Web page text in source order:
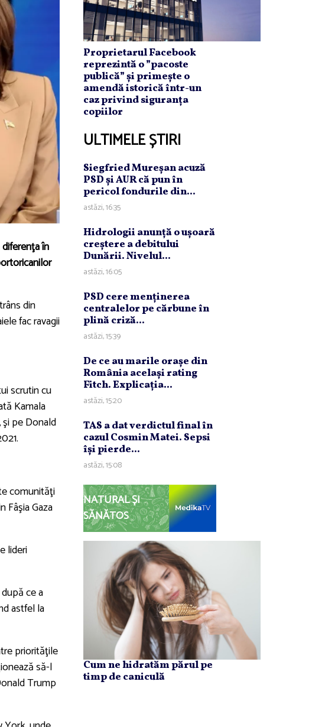
în
din
fac ravagii
scrutin cu
Kamala
pe Donald
comunităţi
Fâşia Gaza
lideri
ce a
astfel la
priorităţile
să-l
Trump
Proprietarul Facebook
reprezintă o ”pacoste
publică” și primește o
amendă istorică într-un
caz privind siguranța
copiilor
ULTIMELE ȘTIRI
Siegfried Mureşan acuză
PSD şi AUR că pun în
pericol fondurile din...
astăzi, 16:35
Hidrologii anunţă o uşoară
creştere a debitului
Dunării. Nivelul...
astăzi, 16:05
PSD cere menţinerea
centralelor pe cărbune în
plină criză...
astăzi, 15:39
De ce au marile oraşe din
România acelaşi rating
Fitch. Explicaţia...
astăzi, 15:20
TAS a dat verdictul final în
cazul Cosmin Matei. Sepsi
îşi pierde...
astăzi, 15:08
NATURAL ȘI
SĂNĂTOS
Cum ne hidratăm părul pe
timp de caniculă